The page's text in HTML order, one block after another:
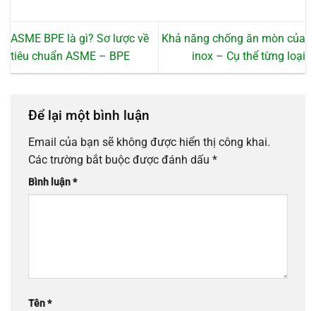
ASME BPE là gì? Sơ lược về
tiêu chuẩn ASME – BPE
Khả năng chống ăn mòn của
inox – Cụ thể từng loại
Để lại một bình luận
Email của bạn sẽ không được hiển thị công khai.
Các trường bắt buộc được đánh dấu *
Bình luận*
Tên*